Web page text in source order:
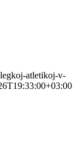
atletikoj-v-